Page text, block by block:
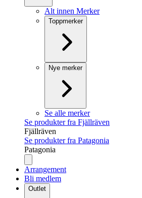
Alt innen Merker
Toppmerker
Nye merker
Se alle merker
Se produkter fra Fjällräven
Fjällräven
Se produkter fra Patagonia
Patagonia
Arrangement
Bli medlem
Outlet